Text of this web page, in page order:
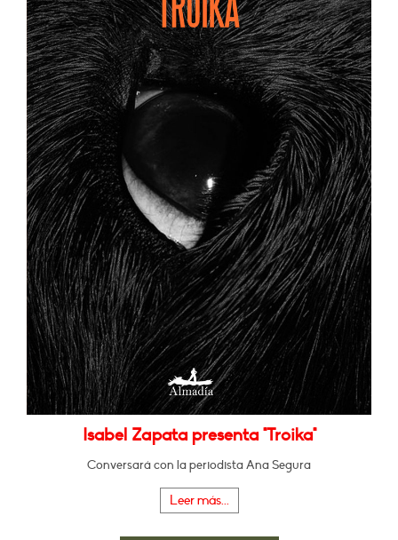
Isabel Zapata presenta "Troika"
Conversará con la periodista Ana Segura
Leer más...